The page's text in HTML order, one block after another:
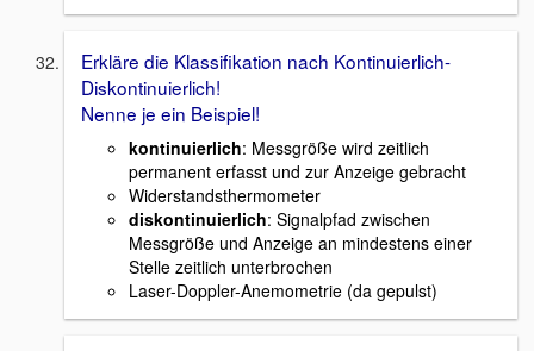
Erkläre die Klassifikation nach Kontinuierlich-
Diskontinuierlich!
Nenne je ein Beispiel!
kontinuierlich: Messgröße wird zeitlich
permanent erfasst und zur Anzeige gebracht
Widerstandsthermometer
diskontinuierlich: Signalpfad zwischen
Messgröße und Anzeige an mindestens einer
Stelle zeitlich unterbrochen
Laser-Doppler-Anemometrie (da gepulst)